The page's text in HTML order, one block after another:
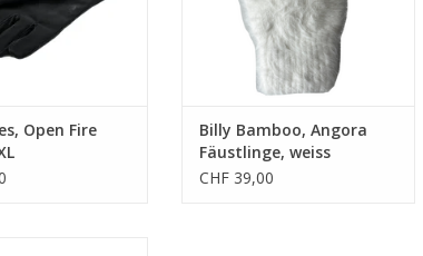
Open Fire
ZUM WARENKORB HINZUFÜGEN
Billy Bamboo, Angora
Fäustlinge, weiss
CHF 39,00